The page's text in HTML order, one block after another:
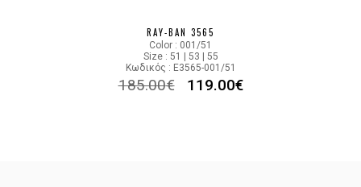
RAY-BAN 3565
Color : 001/51
Size : 51 | 53 | 55
Κωδικός : E3565-001/51
185.00€ 119.00€